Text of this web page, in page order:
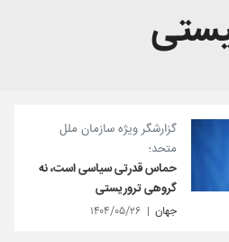
گزارشگر ویژه سازمان ملل
متحد؛
حماس قدرتی سیاسی است، نه
گروهی تروریستی
جهان ۱۴۰۴/۰۵/۲۶